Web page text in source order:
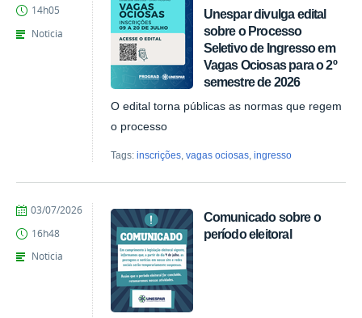
Unespar divulga edital
sobre o Processo
Seletivo de Ingresso em
Vagas Ociosas para o 2º
semestre de 2026
O edital torna públicas as normas que regem
o processo
Tags:inscrições,vagas ociosas,ingresso
Kais
de
14h05
Noticia
Comunicado sobre o
período eleitoral
por
Santos
Daum
publicado
03/07/2026
16h48
Noticia